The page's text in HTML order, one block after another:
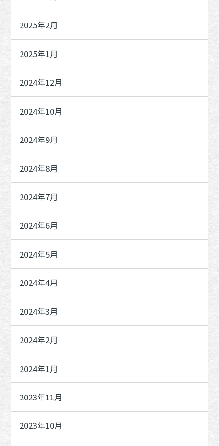
2025年2月
2025年1月
2024年12月
2024年10月
2024年9月
2024年8月
2024年7月
2024年6月
2024年5月
2024年4月
2024年3月
2024年2月
2024年1月
2023年11月
2023年10月